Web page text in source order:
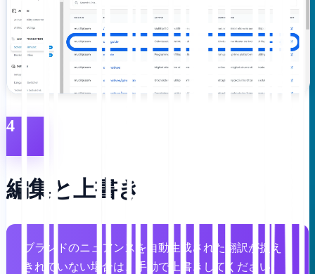
4
編集と上書き
ブランドのニュアンスを自動生成された翻訳が捉え
きれていない場合は、手動で上書きしてください。